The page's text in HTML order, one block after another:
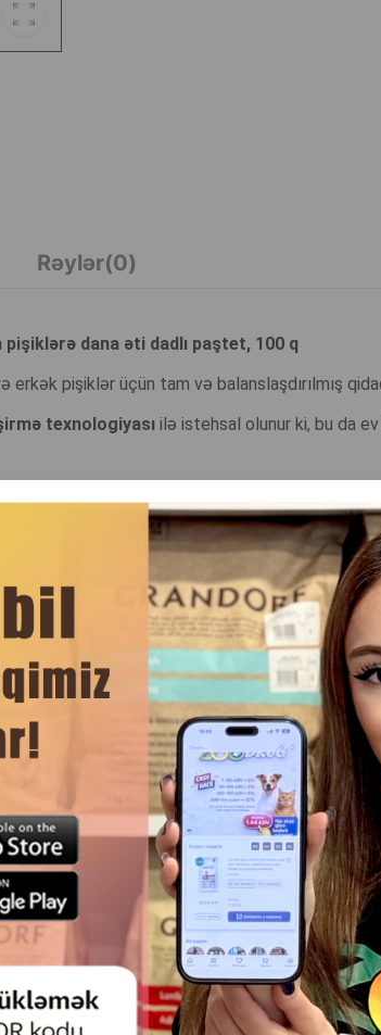
Rəylər(0)
dana əti dadlı paştet, 100 q
erkək pişiklər üçün tam və balanslaşdırılmış
texnologiyası ilə istehsal olunur ki, bu da ev
qidalanmaya uyğunlaşdırılıb.
daxildir.
vitaminlər, amin turşuları və minerallar yem
tənzimləyir, bu isə az su içən pişiklər üçün
qorunması üçün ən optimal variantdır.
DAHA ÇOX OXU
WOW PIŞIK ƏTI ÖRDƏK VƏ
ŞIRƏLI DILIMLƏR SOUSDA
MALIK PIŞIKLƏRI 80 QR.
ROYAL
PIŞIKLƏR